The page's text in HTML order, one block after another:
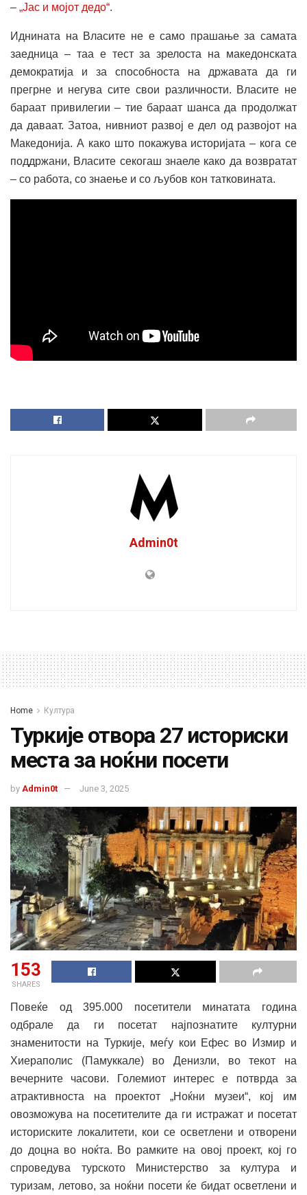
– „Јас и мојот дедо“.
Иднината на Власите не е само прашање за самата
заедница – таа е тест за зрелоста на македонската
демократија и за способноста на државата да ги
прегрне и негува сите свои различности. Власите не
бараат привилегии – тие бараат шанса да продолжат
да даваат. Затоа, нивниот развој е дел од развојот на
Македонија. А како што покажува историјата – кога се
поддржани, Власите секогаш знаеле како да возвратат
– со работа, со знаење и со љубов кон татковината.
Admin0t
Home Култура
Туркије отвора 27 историски
места за ноќни посети
by Admin0t June 3, 2025
153
SHARES
Повеќе од 395.000 посетители минатата година
одбрале да ги посетат најпознатите културни
знаменитости на Туркије, меѓу кои Ефес во Измир и
Хиераполис (Памуккале) во Денизли, во текот на
вечерните часови. Големиот интерес е потврда за
атрактивноста на проектот „Ноќни музеи“, кој им
овозможува на посетителите да ги истражат и посетат
историските локалитети, кои се осветлени и отворени
до доцна во ноќта. Во рамките на овој проект, кој го
спроведува турското Министерство за култура и
туризам, летово, за ноќни посети ќе бидат осветлени и